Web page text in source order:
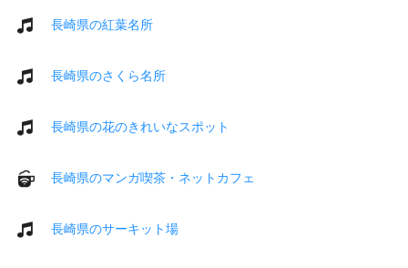
長崎県の紅葉名所
長崎県のさくら名所
長崎県の花のきれいなスポット
長崎県のマンガ喫茶・ネットカフェ
長崎県のサーキット場